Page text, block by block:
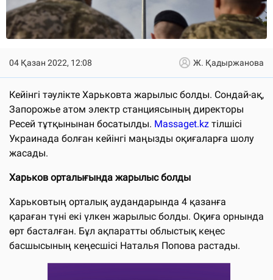
04 Қазан 2022, 12:08 Ж. Қадыржанова
Кейінгі тәулікте Харьковта жарылыс болды. Сондай-ақ,
Запорожье атом электр станциясының директоры
Ресей тұтқынынан босатылды. Massaget.kz тілшісі
Украинада болған кейінгі маңызды оқиғаларға шолу
жасады.
Харьков орталығында жарылыс болды
Харьковтың орталық аудандарында 4 қазанға
қараған түні екі үлкен жарылыс болды. Оқиға орнында
өрт басталған. Бұл ақпаратты облыстық кеңес
басшысының кеңесшісі Наталья Попова растады.